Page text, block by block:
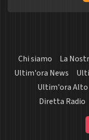
Chi siamo La
Ultim'ora News
Ultim'ora
Diretta Radio